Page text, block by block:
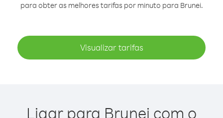
para obter as melhores tarifas por minuto para Brunei.
Visualizar tarifas
Ligar para Brunei com o